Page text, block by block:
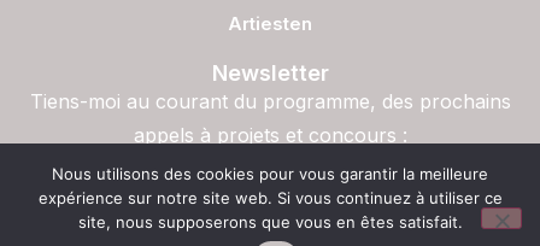
Artiesten
Newsletter
Tiens-moi au courant du programme, des prochains
appels à projets et concours :
S'inscrire
Nous utilisons des cookies pour vous garantir la meilleure
expérience sur notre site web. Si vous continuez à utiliser ce
site, nous supposerons que vous en êtes satisfait.